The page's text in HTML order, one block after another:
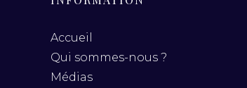
Accueil
Qui sommes-nous ?
Médias